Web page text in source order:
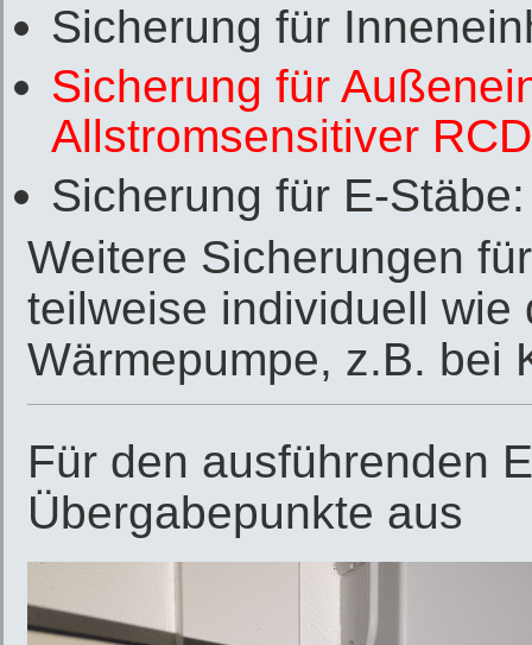
Sicherung für
Sicherung für
Allstromsensitiver
Sicherung für E-
Weitere Sicherungen
teilweise individuell
Wärmepumpe, z.B. bei
Für den ausführenden
Übergabepunkte aus